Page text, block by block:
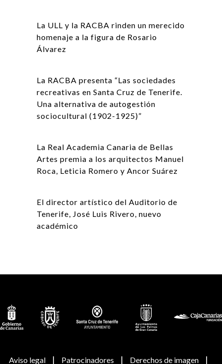
La ULL y la RACBA rinden un merecido
homenaje a la figura de Rosario
Álvarez
La RACBA presenta “Las sociedades
recreativas en Santa Cruz de Tenerife.
Una alternativa de autogestión
sociocultural (1902-1925)”
La Real Academia Canaria de Bellas
Artes premia a los arquitectos Manuel
Roca, Leticia Romero y Ancor Suárez
El director artístico del Auditorio de
Tenerife, José Luis Rivero, nuevo
académico
Aviso legal | Patrocinadores | Derechos de imagen |